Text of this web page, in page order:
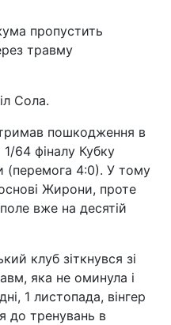
пропустить
травму
Сола.
пошкодження в
64 фіналу Кубку
(перемога 4:0). У тому
Жирони, проте
вже на десятій
клуб зіткнувся зі
яка не оминула і
1 листопада, вінгер
до тренувань в